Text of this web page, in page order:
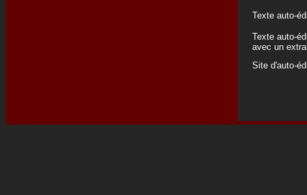
Texte auto-
Texte auto-
avec un
Site d'auto-